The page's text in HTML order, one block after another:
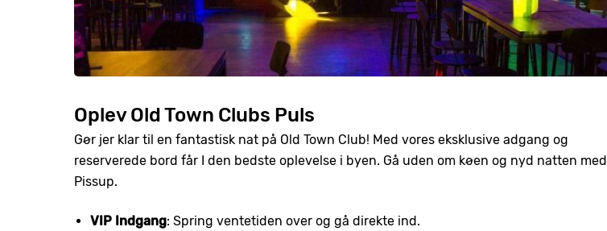
Oplev Old Town Clubs Puls
Gør jer klar til en fantastisk nat på Old Town Club! Med vores eksklusive adgang og
reserverede bord får I den bedste oplevelse i byen. Gå uden om køen og nyd natten med
Pissup.
VIP Indgang: Spring ventetiden over og gå direkte ind.